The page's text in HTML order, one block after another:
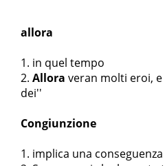
allora
in quel tempo
Allora veran molti eroi,
dei''
Congiunzione
implica una conseguenza